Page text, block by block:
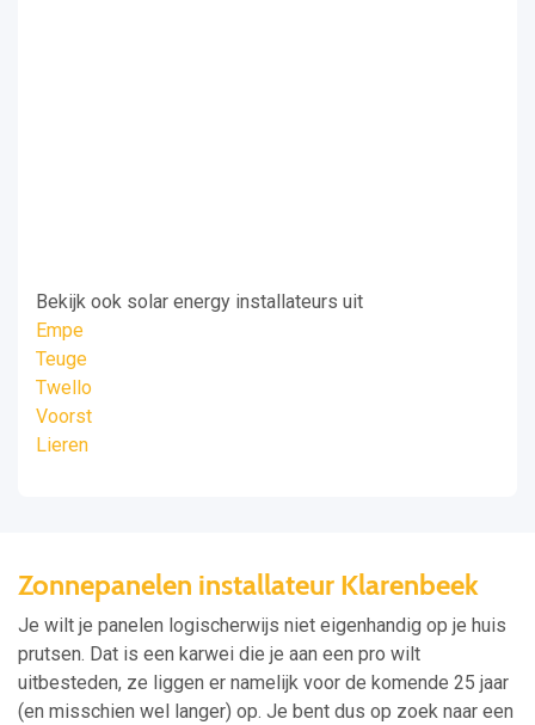
Bekijk ook solar energy installateurs uit
Empe
Teuge
Twello
Voorst
Lieren
Zonnepanelen installateur Klarenbeek
Je wilt je panelen logischerwijs niet eigenhandig op je huis
prutsen. Dat is een karwei die je aan een pro wilt
uitbesteden, ze liggen er namelijk voor de komende 25 jaar
(en misschien wel langer) op. Je bent dus op zoek naar een